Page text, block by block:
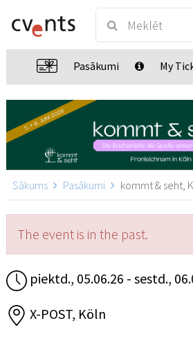
Pasākumi My
Sākums Pasākumi kommt & seht,
The event is in the past.
piektd., 05.06.26 - sestd.,
X-POST, Köln